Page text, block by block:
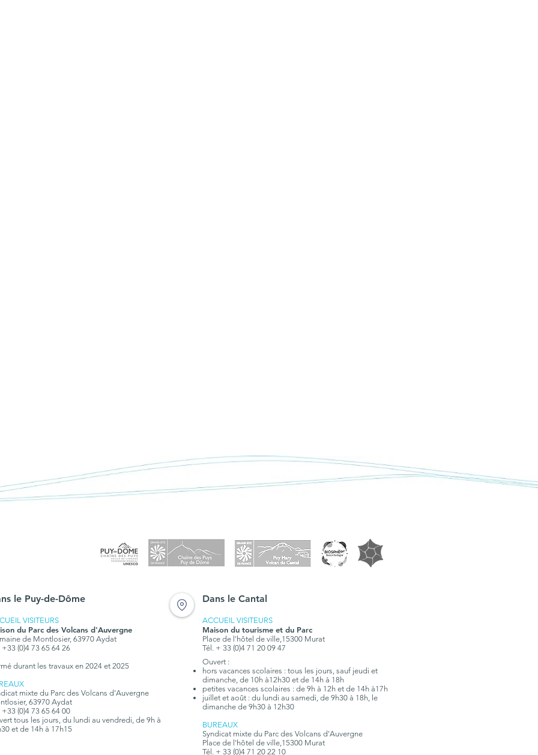
le Puy-de-Dôme
VISITEURS
du Parc des Volcans d'Auvergne
de Montlosier, 63970 Aydat
+33 (0)4 73 65 64 26
durant les travaux en 2024 et 2025
mixte du Parc des Volcans d'Auvergne
63970 Aydat
+33 (0)4 73 65 64 00
tous les jours, du lundi au vendredi, de 9h à
et de 14h à 17h15
Dans le Cantal
ACCUEIL VISITEURS
Maison du tourisme et du Parc
Place de l'hôtel de ville,15300 Murat
Tél. + 33 (0)4 71 20 09 47
Ouvert :
hors vacances scolaires : tous les jours, sauf jeudi et
dimanche, de 10h à12h30 et de 14h à 18h
petites vacances scolaires : de 9h à 12h et de 14h à17h
juillet et août : du lundi au samedi, de 9h30 à 18h, le
dimanche de 9h30 à 12h30
BUREAUX
Syndicat mixte du Parc des Volcans d'Auvergne
Place de l'hôtel de ville,15300 Murat
Tél. + 33 (0)4 71 20 22 10